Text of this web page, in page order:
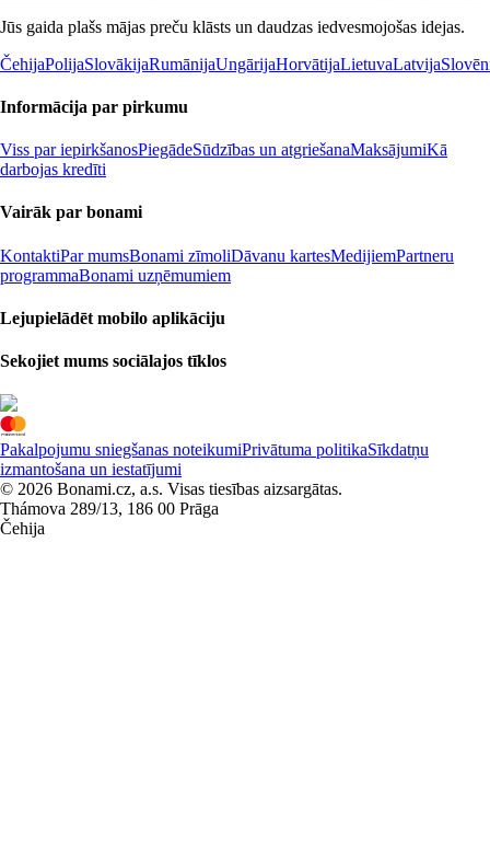
Jūs gaida plašs mājas preču klāsts un daudzas iedvesmojošas idejas.
ČehijaPolijaSlovākijaRumānijaUngārijaHorvātijaLietuvaLatvija
Informācija par pirkumu
Viss par iepirkšanosPiegādeSūdzības un atgriešanaMaksājumiKā
darbojas kredīti
Vairāk par bonami
KontaktiPar mumsBonami zīmoliDāvanu kartesMedijiemPartneru
programmaBonami uzņēmumiem
Lejupielādēt mobilo aplikāciju
Sekojiet mums sociālajos tīklos
Pakalpojumu sniegšanas noteikumiPrivātuma politikaSīkdatņu
izmantošana un iestatījumi
© 2026 Bonami.cz, a.s. Visas tiesības aizsargātas.
Thámova 289/13, 186 00 Prāga
Čehija